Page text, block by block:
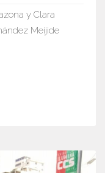
y Clara
Meijide